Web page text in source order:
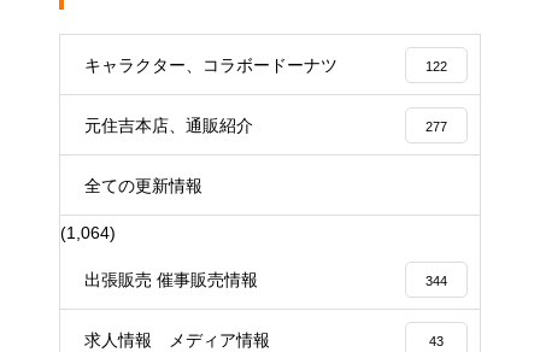
キャラクター、コラボードーナツ 122
元住吉本店、通販紹介 277
全ての更新情報
(1,064)
出張販売 催事販売情報 344
求人情報 メディア情報 43